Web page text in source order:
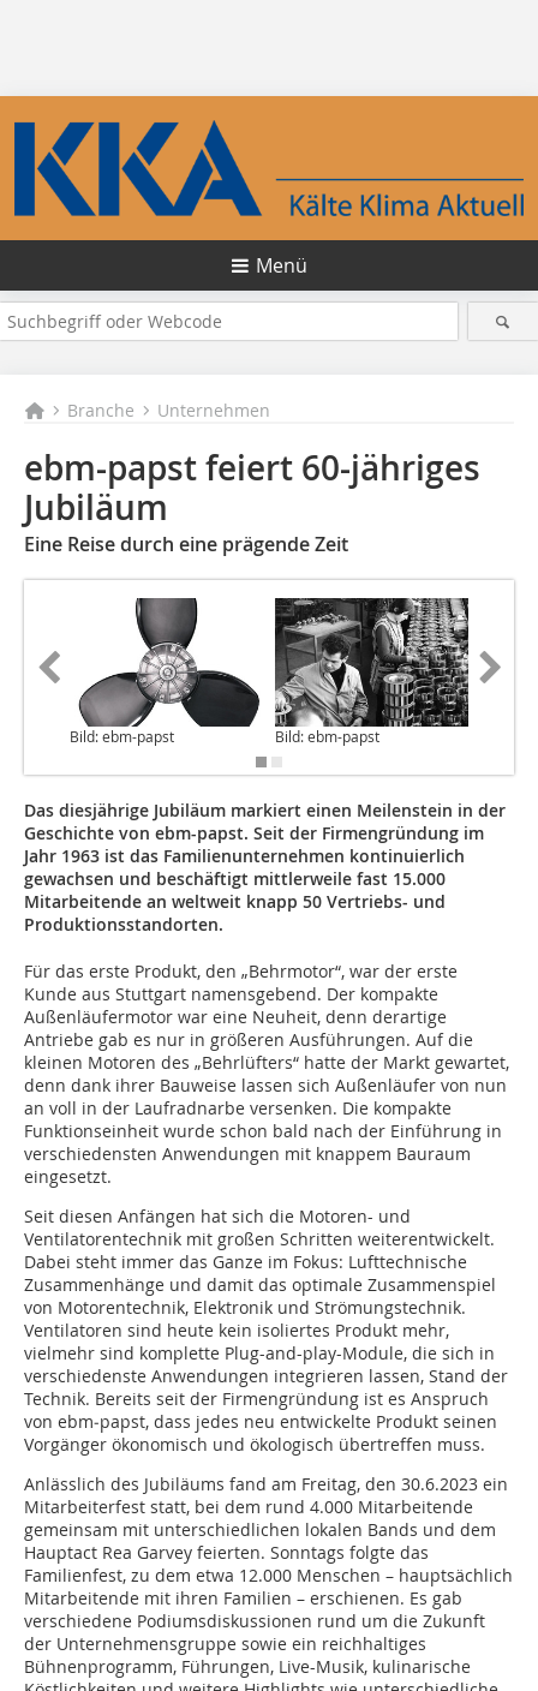
Menü
Branche Unternehmen
ebm-papst feiert 60-jähriges
Jubiläum
Eine Reise durch eine prägende Zeit
Bild: ebm-papst Bild: ebm-papst
Das diesjährige Jubiläum markiert einen Meilenstein in der
Geschichte von ebm-papst. Seit der Firmengründung im
Jahr 1963 ist das Familienunternehmen kontinuierlich
gewachsen und beschäftigt mittlerweile fast 15.000
Mitarbeitende an weltweit knapp 50 Vertriebs- und
Produktions­standorten.
Für das erste Produkt, den „Behrmotor“, war der erste
Kunde aus Stuttgart namensgebend. Der kompakte
Außenläufermotor war eine Neuheit, denn derartige
Antriebe gab es nur in größeren Ausführungen. Auf die
kleinen Motoren des „Behrlüfters“ hatte der Markt gewartet,
denn dank ihrer Bauweise lassen sich Außenläufer von nun
an voll in der Laufradnarbe versenken. Die kompakte
Funktionseinheit wurde schon bald nach der Einführung in
verschiedensten Anwendungen mit knappem Bauraum
eingesetzt.
Seit diesen Anfängen hat sich die Motoren- und
Ventilatorentechnik mit großen Schritten weiterentwickelt.
Dabei steht immer das Ganze im Fokus: Lufttechnische
Zusammenhänge und damit das optimale Zusammenspiel
von Motorentechnik, Elektronik und Strömungstechnik.
Ventilatoren sind heute kein isoliertes Produkt mehr,
vielmehr sind komplette Plug-and-play-Module, die sich in
verschiedenste Anwendungen integrieren lassen, Stand der
Technik. Bereits seit der Firmengründung ist es Anspruch
von ebm‑papst, dass jedes neu entwickelte Produkt seinen
Vorgänger ökonomisch und ökologisch übertreffen muss.
Anlässlich des Jubiläums fand am Freitag, den 30.6.2023 ein
Mitarbeiterfest statt, bei dem rund 4.000 Mitarbeitende
gemeinsam mit unterschiedlichen lokalen Bands und dem
Hauptact Rea Garvey feierten. Sonntags folgte das
Familienfest, zu dem etwa 12.000 Menschen – hauptsächlich
Mitarbeitende mit ihren Familien – erschienen. Es gab
verschiedene Podiumsdiskussionen rund um die Zukunft
der Unternehmensgruppe sowie ein reichhaltiges
Bühnenprogramm, Führungen, Live-Musik, kulinarische